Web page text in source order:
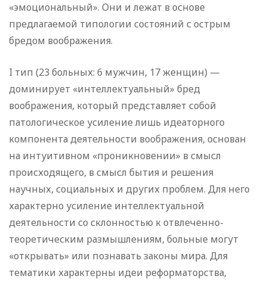
«эмоциональный». Они и лежат в основе
предлагаемой типологии состояний с острым
бредом воображения.
I тип (23 больных: 6 мужчин, 17 женщин) —
доминирует «интеллектуальный» бред
воображения, который представляет собой
патологическое усиление лишь идеаторного
компонента деятельности воображения, основан
на интуитивном «проникновении» в смысл
происходящего, в смысл бытия и решения
научных, социальных и других проблем. Для него
характерно усиление интеллектуальной
деятельности со склонностью к отвлеченно-
теоретическим размышлениям, больные могут
«открывать» или познавать законы мира. Для
тематики характерны идеи реформаторства,